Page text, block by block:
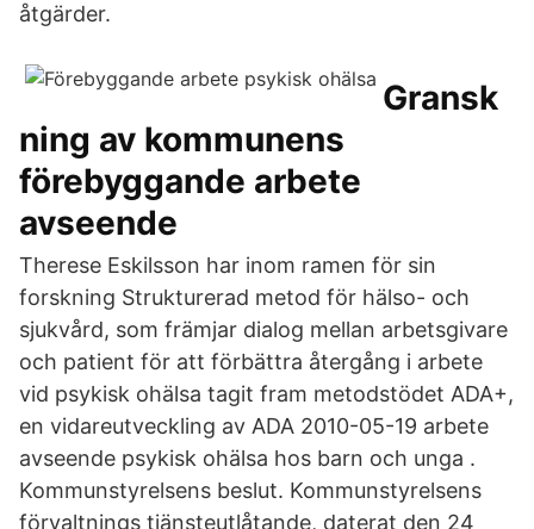
åtgärder.
Gransk
ning av kommunens
förebyggande arbete
avseende
Therese Eskilsson har inom ramen för sin
forskning Strukturerad metod för hälso- och
sjukvård, som främjar dialog mellan arbetsgivare
och patient för att förbättra återgång i arbete
vid psykisk ohälsa tagit fram metodstödet ADA+,
en vidareutveckling av ADA 2010-05-19 arbete
avseende psykisk ohälsa hos barn och unga .
Kommunstyrelsens beslut. Kommunstyrelsens
förvaltnings tjänsteutlåtande, daterat den 24